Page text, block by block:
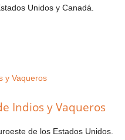
Unidos y Canadá.
Indios y Vaqueros
de los Estados Unidos.